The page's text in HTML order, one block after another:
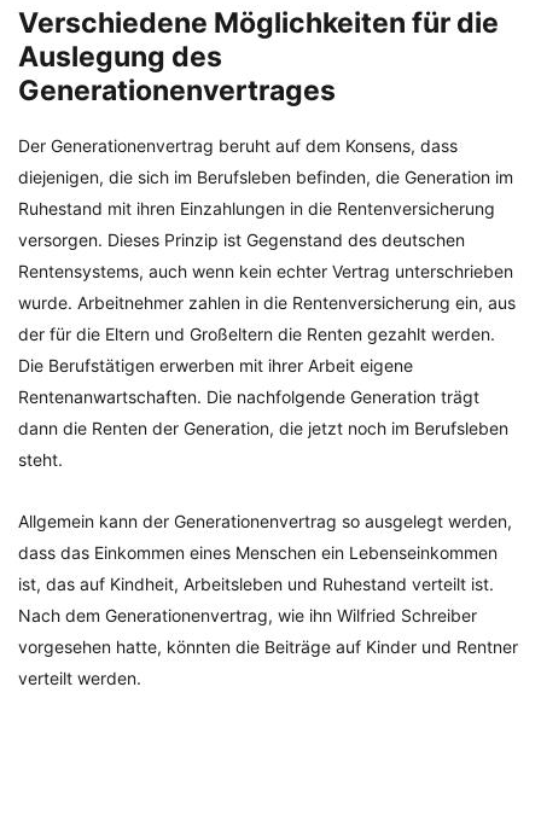
Verschiedene Möglichkeiten für die
Auslegung des
Generationenvertrages
Der Generationenvertrag beruht auf dem Konsens, dass
diejenigen, die sich im Berufsleben befinden, die Generation im
Ruhestand mit ihren Einzahlungen in die Rentenversicherung
versorgen. Dieses Prinzip ist Gegenstand des deutschen
Rentensystems, auch wenn kein echter Vertrag unterschrieben
wurde. Arbeitnehmer zahlen in die Rentenversicherung ein, aus
der für die Eltern und Großeltern die Renten gezahlt werden.
Die Berufstätigen erwerben mit ihrer Arbeit eigene
Rentenanwartschaften. Die nachfolgende Generation trägt
dann die Renten der Generation, die jetzt noch im Berufsleben
steht.
Allgemein kann der Generationenvertrag so ausgelegt werden,
dass das Einkommen eines Menschen ein Lebenseinkommen
ist, das auf Kindheit, Arbeitsleben und Ruhestand verteilt ist.
Nach dem Generationenvertrag, wie ihn Wilfried Schreiber
vorgesehen hatte, könnten die Beiträge auf Kinder und Rentner
verteilt werden.